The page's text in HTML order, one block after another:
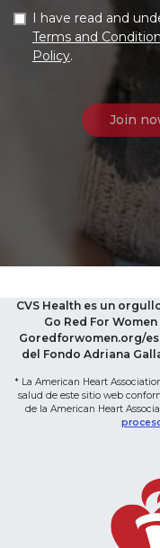
I have read and
Terms and
Policy.
CVS Health es un
Go Red For
Goredforwomen.org/
del Fondo Adriana
* La American Heart
salud de este sitio web
de la American Heart